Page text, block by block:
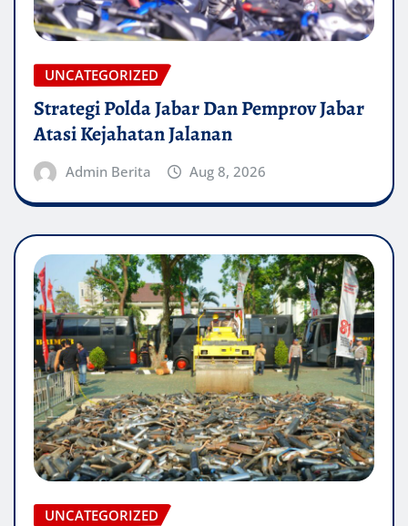
UNCATEGORIZED
Strategi Polda Jabar Dan Pemprov Jabar
Atasi Kejahatan Jalanan
Admin Berita Aug 8, 2026
UNCATEGORIZED